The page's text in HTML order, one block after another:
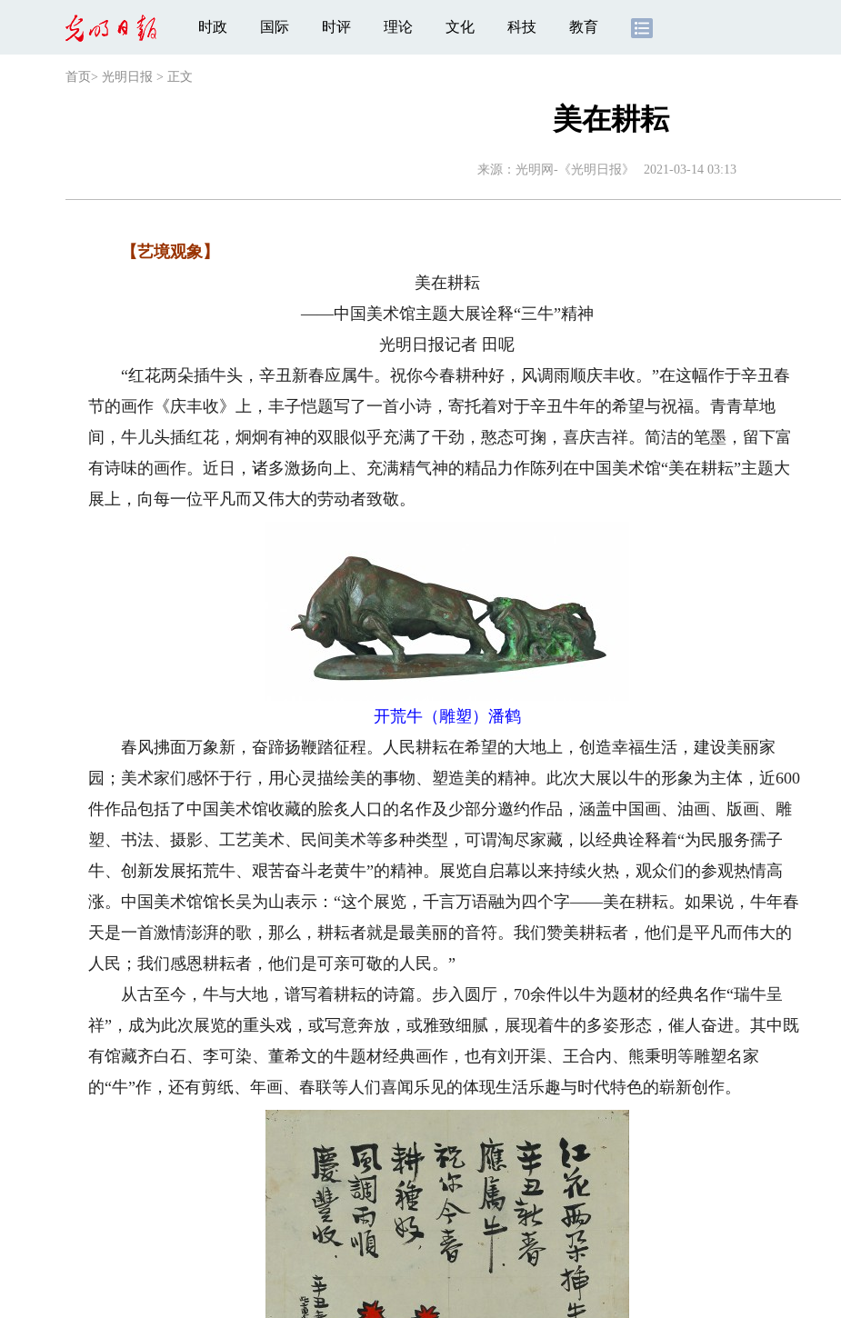
时政 国际 时评 理论 文化 科技 教育
首页 > 光明日报 > 正文
美在耕耘
来源： 光明网-《光明日报》 2021-03-14 03:13
【艺境观象】
美在耕耘
——中国美术馆主题大展诠释“三牛”精神
光明日报记者 田呢
“红花两朵插牛头，辛丑新春应属牛。祝你今春耕种好，风调雨顺庆丰收。”在这幅作于辛丑春
节的画作《庆丰收》上，丰子恺题写了一首小诗，寄托着对于辛丑牛年的希望与祝福。青青草地
间，牛儿头插红花，炯炯有神的双眼似乎充满了干劲，憨态可掬，喜庆吉祥。简洁的笔墨，留下富
有诗味的画作。近日，诸多激扬向上、充满精气神的精品力作陈列在中国美术馆“美在耕耘”主题大
展上，向每一位平凡而又伟大的劳动者致敬。
开荒牛（雕塑）潘鹤
春风拂面万象新，奋蹄扬鞭踏征程。人民耕耘在希望的大地上，创造幸福生活，建设美丽家
园；美术家们感怀于行，用心灵描绘美的事物、塑造美的精神。此次大展以牛的形象为主体，近600
件作品包括了中国美术馆收藏的脍炙人口的名作及少部分邀约作品，涵盖中国画、油画、版画、雕
塑、书法、摄影、工艺美术、民间美术等多种类型，可谓淘尽家藏，以经典诠释着“为民服务孺子
牛、创新发展拓荒牛、艰苦奋斗老黄牛”的精神。展览自启幕以来持续火热，观众们的参观热情高
涨。中国美术馆馆长吴为山表示：“这个展览，千言万语融为四个字——美在耕耘。如果说，牛年春
天是一首激情澎湃的歌，那么，耕耘者就是最美丽的音符。我们赞美耕耘者，他们是平凡而伟大的
人民；我们感恩耕耘者，他们是可亲可敬的人民。”
从古至今，牛与大地，谱写着耕耘的诗篇。步入圆厅，70余件以牛为题材的经典名作“瑞牛呈
祥”，成为此次展览的重头戏，或写意奔放，或雅致细腻，展现着牛的多姿形态，催人奋进。其中既
有馆藏齐白石、李可染、董希文的牛题材经典画作，也有刘开渠、王合内、熊秉明等雕塑名家
的“牛”作，还有剪纸、年画、春联等人们喜闻乐见的体现生活乐趣与时代特色的崭新创作。